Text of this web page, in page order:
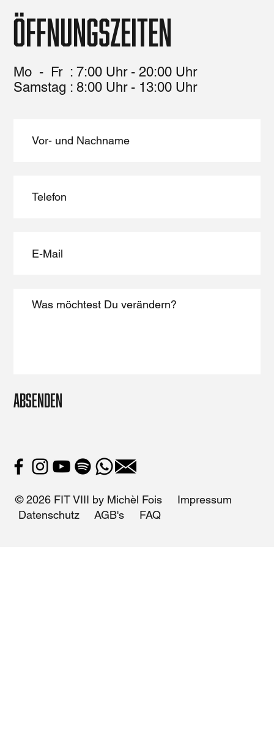
Öffnungszeiten
Mo - Fr : 7:00 Uhr - 20:00 Uhr
​​Samstag : 8:00 Uhr - 13:00 Uhr
© 2026 FIT VIII by Michèl Fois Impressum
Datenschutz
AGB's FAQ
Absenden